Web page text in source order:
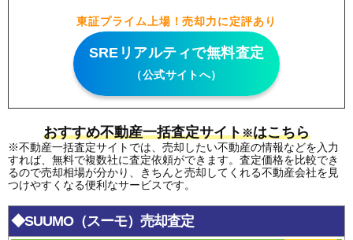
東証プライム上場！売却力に定評あり
SREリアルティで無料査定
（公式サイトへ）
おすすめ不動産一括査定サイト※はこちら
※不動産一括査定サイトでは、売却したい不動産の情報などを入力
すれば、無料で複数社に査定依頼ができます。査定価格を比較でき
るので売却相場が分かり、きちんと売却してくれる不動産会社を見
つけやすくなる便利なサービスです。
◆SUUMO（スーモ）売却査定